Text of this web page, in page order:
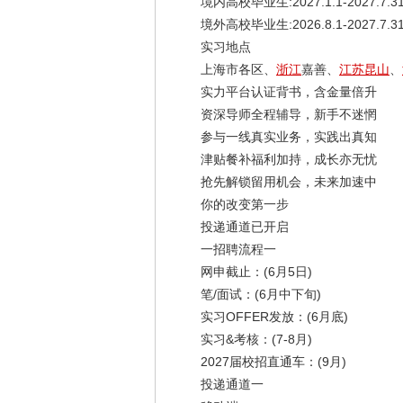
境外高校毕业生:2026.8.1-2027.7.31
实习地点
上海市各区、 浙江嘉善、 江苏昆山
实力平台认证背书，含金量倍升
资深导师全程辅导，新手不迷惘
参与一线真实业务，实践出真知
津贴餐补福利加持，成长亦无忧
抢先解锁留用机会，未来加速中
你的改变第一步
投递通道已开启
一招聘流程一
网申截止：(6月5日)
笔/面试：(6月中下旬)
实习OFFER发放：(6月底)
实习&考核：(7-8月)
2027届校招直通车：(9月)
投递通道一